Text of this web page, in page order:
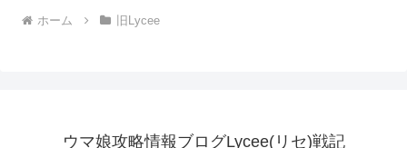
ホーム 旧Lycee
ウマ娘攻略情報ブログLycee(リセ)戦記